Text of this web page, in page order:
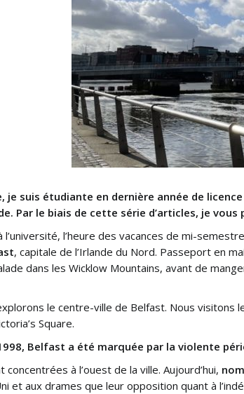
je suis étudiante en dernière année de
Par le biais de cette série d’articles, je
l’heure des vacances de mi-
, capitale de l’Irlande du Nord. Passeport en
dans les Wicklow Mountains, avant de
le centre-ville de Belfast. Nous visitons
Square.
Belfast a été marquée par la violente
à l’ouest de la ville. Aujourd’hui,
et aux drames que leur opposition quant à